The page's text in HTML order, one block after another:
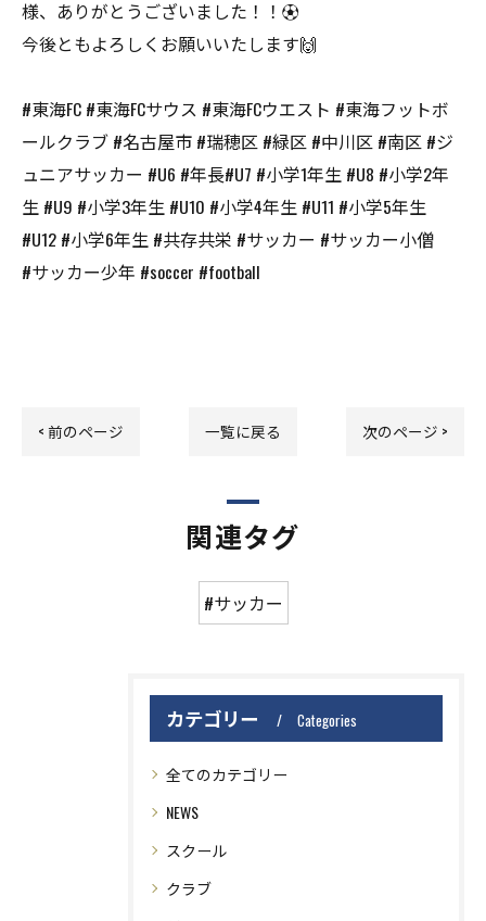
様、ありがとうございました！！⚽️
今後ともよろしくお願いいたします🙌
#東海FC #東海FCサウス #東海FCウエスト #東海フットボ
ールクラブ #名古屋市 #瑞穂区 #緑区 #中川区 #南区 #ジ
ュニアサッカー #U6 #年長#U7 #小学1年生 #U8 #小学2年
生 #U9 #小学3年生 #U10 #小学4年生 #U11 #小学5年生
#U12 #小学6年生 #共存共栄 #サッカー #サッカー小僧
#サッカー少年 #soccer #football
< 前のページ 一覧に戻る 次のページ >
関連タグ
#サッカー
カテゴリー Categories
全てのカテゴリー
NEWS
スクール
クラブ